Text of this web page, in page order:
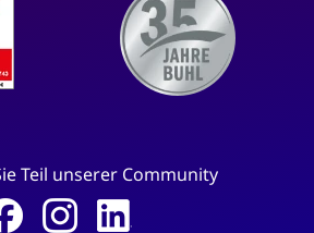
Teil unserer Community